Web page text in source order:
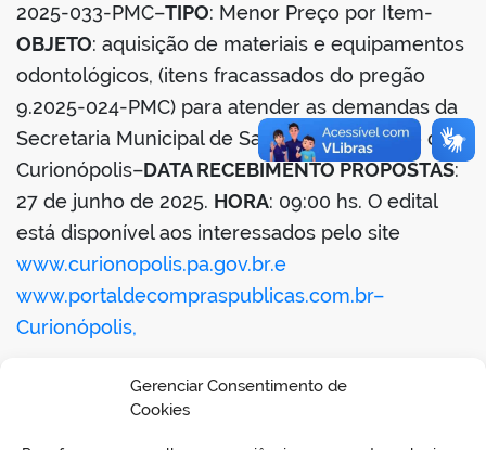
Gerenciar Consentimento de
Cookies
2025-033-PMC–TIPO: Menor Preço por Item-
OBJETO: aquisição de materiais e equipamentos
odontológicos, (itens fracassados do pregão
9.2025-024-PMC) para atender as demandas da
Secretaria Municipal de Saúde do município de
Curionópolis–DATA RECEBIMENTO PROPOSTAS:
27 de junho de 2025. HORA: 09:00 hs. O edital
está disponível aos interessados pelo site
www.curionopolis.pa.gov.br.e
www.portaldecompraspublicas.com.br–
Curionópolis,
13 de junho de 2025–Simone Rodrigues
Deziderio–Pregoeira.